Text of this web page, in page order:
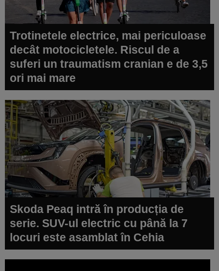
Trotinetele electrice, mai periculoase
decât motocicletele. Riscul de a
suferi un traumatism cranian e de 3,5
ori mai mare
Skoda Peaq intră în producția de
serie. SUV-ul electric cu până la 7
locuri este asamblat în Cehia